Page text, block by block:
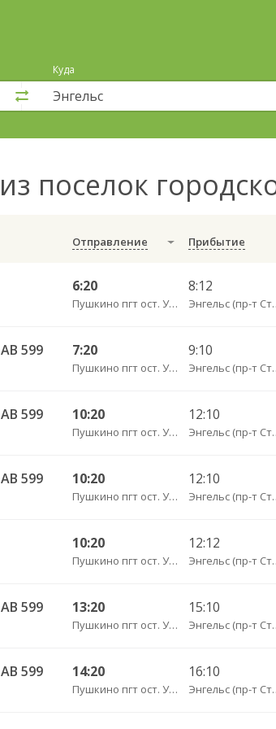
Куда
из поселок
Отправление Прибытие
6:20
Пушкино пгт ост. Урбах (трасса)
8:12
Энгельс
599 7:20
Пушкино пгт ост. Урбах (трасса)
9:10
Энгельс
599 10:20
Пушкино пгт ост. Урбах (трасса)
12:10
Энгельс
599 10:20
Пушкино пгт ост. Урбах (трасса)
12:10
Энгельс
10:20
Пушкино пгт ост. Урбах (трасса)
12:12
Энгельс
599 13:20
Пушкино пгт ост. Урбах (трасса)
15:10
Энгельс
599 14:20
Пушкино пгт ост. Урбах (трасса)
16:10
Энгельс